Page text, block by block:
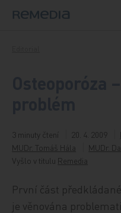
3 minuty čtení 20. 4. 2009
MUDr. Tomáš Hála
MUDr.
Vyšlo v titulu Remedia
První část
je věnována